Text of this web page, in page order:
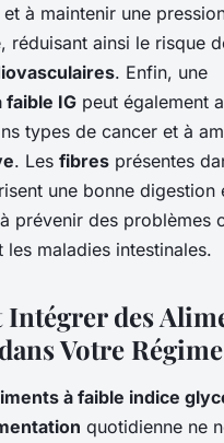
et à maintenir une
réduisant ainsi le risque
. Enfin, une
faible IG peut également
types de cancer et à
. Les fibres présentes
une bonne digestion
prévenir des problèmes
maladies intestinales.
des
Votre Régime
à faible indice
quotidienne ne